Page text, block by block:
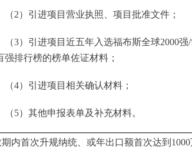
（2）引进项目营业执照、项目批准文件；
（3）引进项目近五年入选福布斯全球2000
强排行榜的榜单佐证材料；
（4）引进项目相关确认材料；
（5）其他申报表单及补充材料。
首次升规纳统、或年出口额首次达到1000